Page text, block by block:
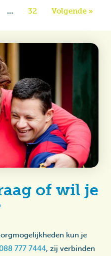
… 32 Volgende »
of wil je
kun je
088 777 7444, zij verbinden